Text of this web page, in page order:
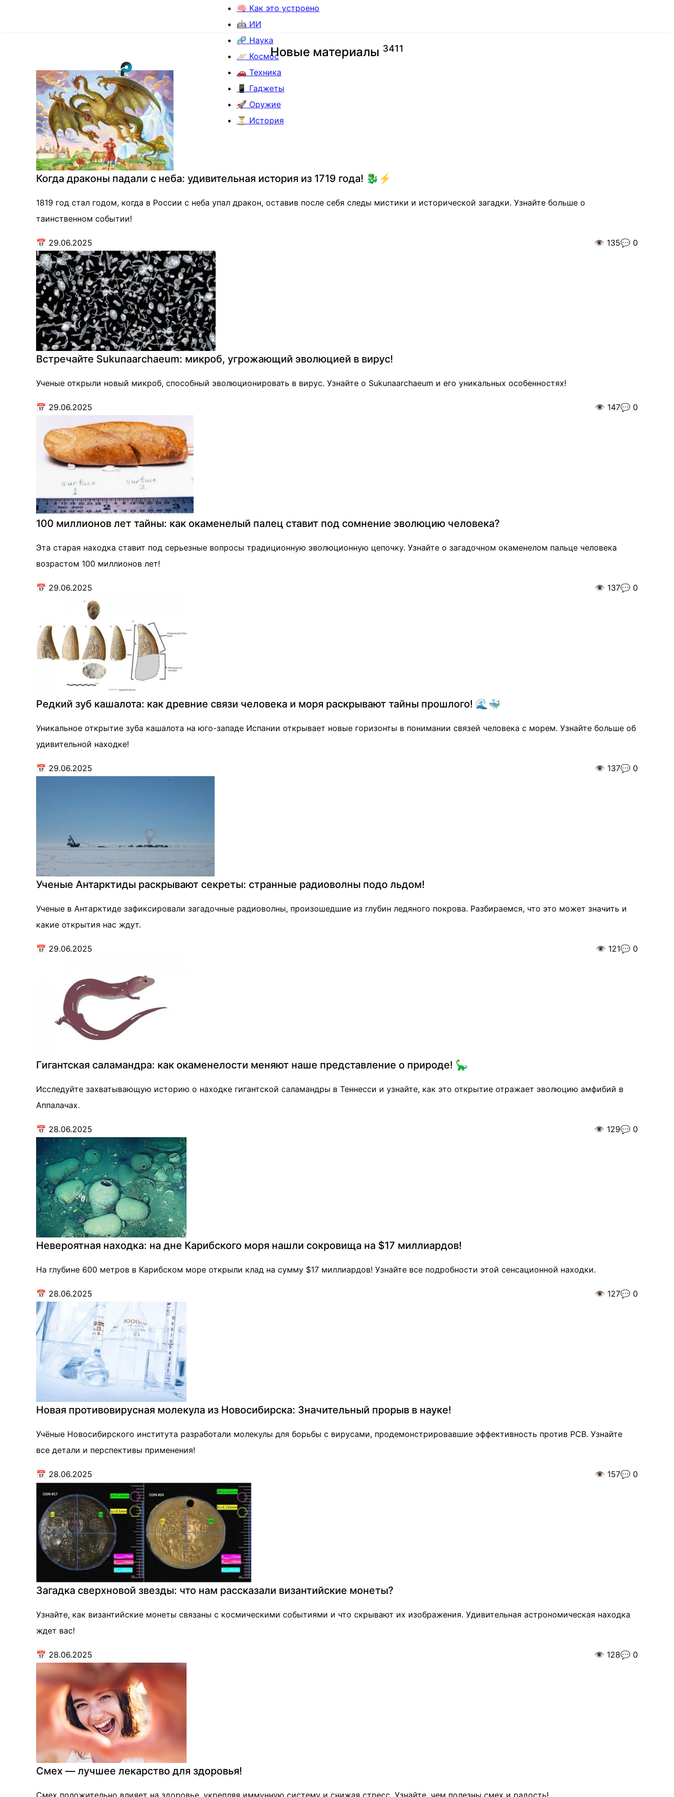
🧠 Как это устроено
🤖 ИИ
🧬 Наука
🪐 Космос
🚗 Техника
📱 Гаджеты
🚀 Оружие
⏳ История
Новые материалы 3411
Когда драконы падали с неба: удивительная история из 1719 года! 🐉⚡️
1819 год стал годом, когда в России с неба упал дракон, оставив после себя следы мистики и исторической загадки. Узнайте больше о
таинственном событии!
📅 29.06.2025 👁️ 135💬 0
Встречайте Sukunaarchaeum: микроб, угрожающий эволюцией в вирус!
Ученые открыли новый микроб, способный эволюционировать в вирус. Узнайте о Sukunaarchaeum и его уникальных особенностях!
📅 29.06.2025 👁️ 147💬 0
100 миллионов лет тайны: как окаменелый палец ставит под сомнение эволюцию человека?
Эта старая находка ставит под серьезные вопросы традиционную эволюционную цепочку. Узнайте о загадочном окаменелом пальце человека
возрастом 100 миллионов лет!
📅 29.06.2025 👁️ 137💬 0
Редкий зуб кашалота: как древние связи человека и моря раскрывают тайны прошлого! 🌊🐳
Уникальное открытие зуба кашалота на юго-западе Испании открывает новые горизонты в понимании связей человека с морем. Узнайте больше об
удивительной находке!
📅 29.06.2025 👁️ 137💬 0
Ученые Антарктиды раскрывают секреты: странные радиоволны подо льдом!
Ученые в Антарктиде зафиксировали загадочные радиоволны, произошедшие из глубин ледяного покрова. Разбираемся, что это может значить и
какие открытия нас ждут.
📅 29.06.2025 👁️ 121💬 0
Гигантская саламандра: как окаменелости меняют наше представление о природе! 🦕
Исследуйте захватывающую историю о находке гигантской саламандры в Теннесси и узнайте, как это открытие отражает эволюцию амфибий в
Аппалачах.
📅 28.06.2025 👁️ 129💬 0
Невероятная находка: на дне Карибского моря нашли сокровища на $17 миллиардов!
На глубине 600 метров в Карибском море открыли клад на сумму $17 миллиардов! Узнайте все подробности этой сенсационной находки.
📅 28.06.2025 👁️ 127💬 0
Новая противовирусная молекула из Новосибирска: Значительный прорыв в науке!
Учёные Новосибирского института разработали молекулы для борьбы с вирусами, продемонстрировавшие эффективность против РСВ. Узнайте
все детали и перспективы применения!
📅 28.06.2025 👁️ 157💬 0
Загадка сверхновой звезды: что нам рассказали византийские монеты?
Узнайте, как византийские монеты связаны с космическими событиями и что скрывают их изображения. Удивительная астрономическая находка
ждет вас!
📅 28.06.2025 👁️ 128💬 0
Смех — лучшее лекарство для здоровья!
Смех положительно влияет на здоровье, укрепляя иммунную систему и снижая стресс. Узнайте, чем полезны смех и радость!